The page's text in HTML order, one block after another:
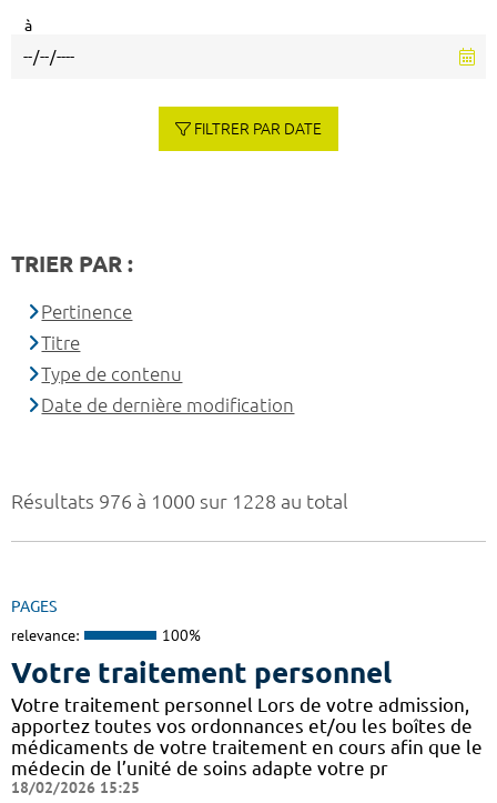
Résultats 976 à 1000 sur 1228 au total
PAGES
relevance: 100%
Votre traitement personnel
Votre traitement personnel Lors de votre admission,
apportez toutes vos ordonnances et/ou les boîtes de
médicaments de votre traitement en cours afin que le
médecin de l’unité de soins adapte votre pr
18/02/2026 15:25
à
FILTRER PAR DATE
TRIER PAR :
Pertinence
Titre
Type de contenu
Date de dernière modification